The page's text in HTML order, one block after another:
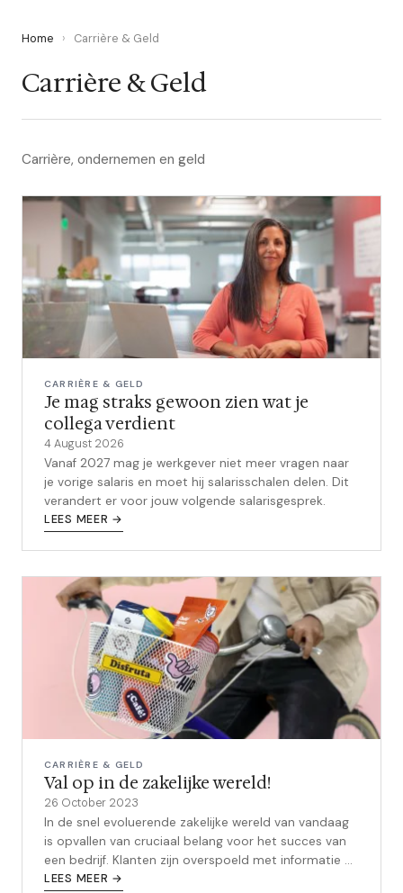
Home › Carrière & Geld
Carrière & Geld
Carrière, ondernemen en geld
CARRIÈRE & GELD
Je mag straks gewoon zien wat je
collega verdient
4 August 2026
Vanaf 2027 mag je werkgever niet meer vragen naar
je vorige salaris en moet hij salarisschalen delen. Dit
verandert er voor jouw volgende salarisgesprek.
LEES MEER →
CARRIÈRE & GELD
Val op in de zakelijke wereld!
26 October 2023
In de snel evoluerende zakelijke wereld van vandaag
is opvallen van cruciaal belang voor het succes van
een bedrijf. Klanten zijn overspoeld met informatie en
concurrentie is hevig...
LEES MEER →